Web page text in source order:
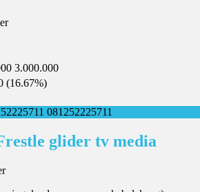
3.000.000
(16.67%)
081252225711
glider tv media